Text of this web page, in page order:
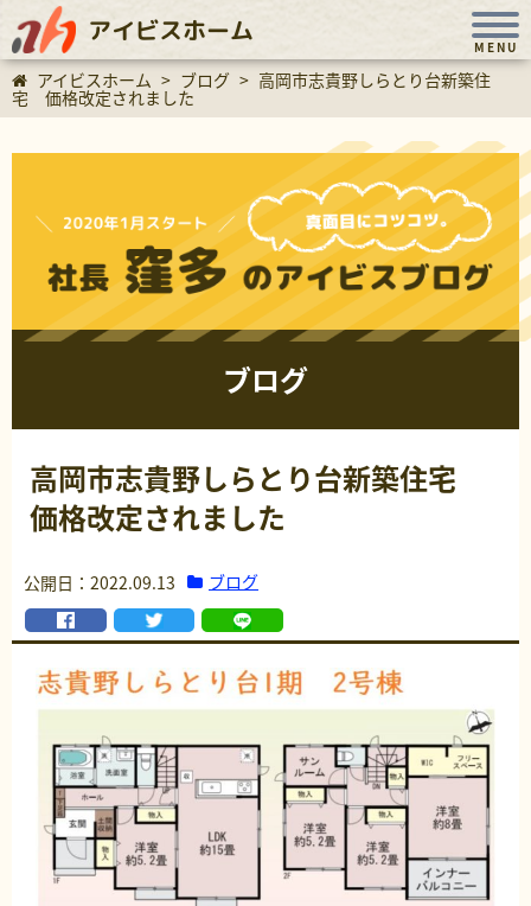
アイビスホーム
MENU
アイビスホーム > ブログ > 高岡市志貴野しらとり台新築住
宅 価格改定されました
ブログ
高岡市志貴野しらとり台新築住宅
価格改定されました
公開日：2022.09.13 ブログ